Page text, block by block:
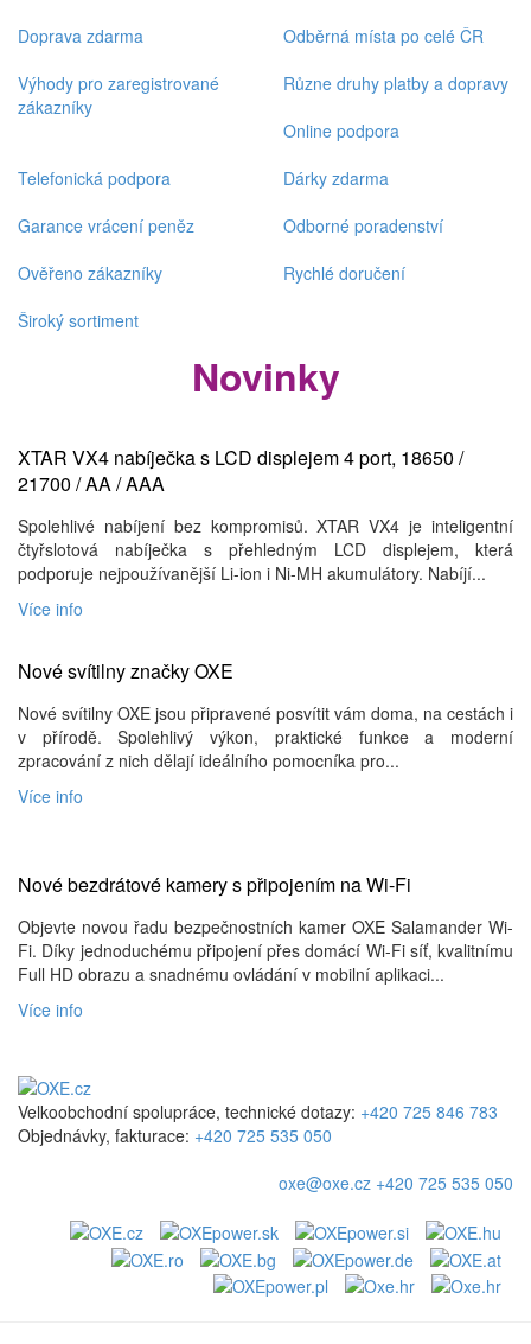
+
Doprava zdarma
Odběrná místa po celé ČR
Výhody pro zaregistrované
zákazníky
Různe druhy platby a dopravy
Online podpora
Telefonická podpora
Dárky zdarma
Garance vrácení peněz
Odborné poradenství
Ověřeno zákazníky
Rychlé doručení
Široký sortiment
Novinky
XTAR VX4 nabíječka s LCD displejem 4 port, 18650 /
21700 / AA / AAA
Spolehlivé nabíjení bez kompromisů. XTAR VX4 je inteligentní
čtyřslotová nabíječka s přehledným LCD displejem, která
podporuje nejpoužívanější Li-ion i Ni-MH akumulátory. Nabíjí...
Více info
Nové svítilny značky OXE
Nové svítilny OXE jsou připravené posvítit vám doma, na cestách i
v přírodě. Spolehlivý výkon, praktické funkce a moderní
zpracování z nich dělají ideálního pomocníka pro...
Více info
Nové bezdrátové kamery s připojením na Wi-Fi
Objevte novou řadu bezpečnostních kamer OXE Salamander Wi-
Fi. Díky jednoduchému připojení přes domácí Wi-Fi síť, kvalitnímu
Full HD obrazu a snadnému ovládání v mobilní aplikaci...
Více info
Velkoobchodní spolupráce, technické dotazy: +420 725 846 783
Objednávky, fakturace: +420 725 535 050
oxe@oxe.cz +420 725 535 050